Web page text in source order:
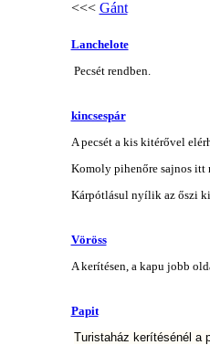
<<< Gánt
Lanchelote
Pecsét rendben.
kincsespár
A pecsét a kis kitérővel
Komoly pihenőre sajnos itt
Kárpótlásul nyílik az őszi
Vöröss
A kerítésen, a kapu jobb
Papit
Turistaház kerítésénél a